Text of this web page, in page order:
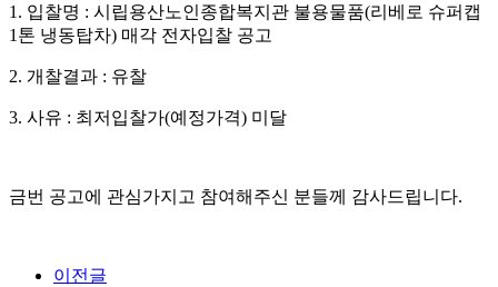
1. 입찰명 : 시립용산노인종합복지관 불용물품(리베로 슈퍼캡
1톤 냉동탑차) 매각 전자입찰 공고
2. 개찰결과 : 유찰
3. 사유 : 최저입찰가(예정가격) 미달
금번 공고에 관심가지고 참여해주신 분들께 감사드립니다.
이전글